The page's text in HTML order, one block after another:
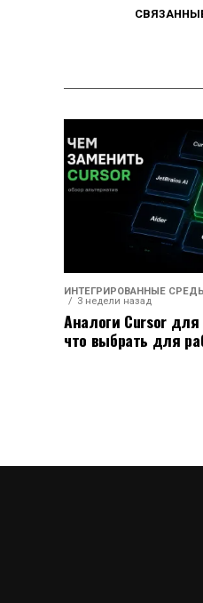
ИНТЕГРИРОВАННЫЕ
3 недели назад
Аналоги Cursor для
что выбрать для